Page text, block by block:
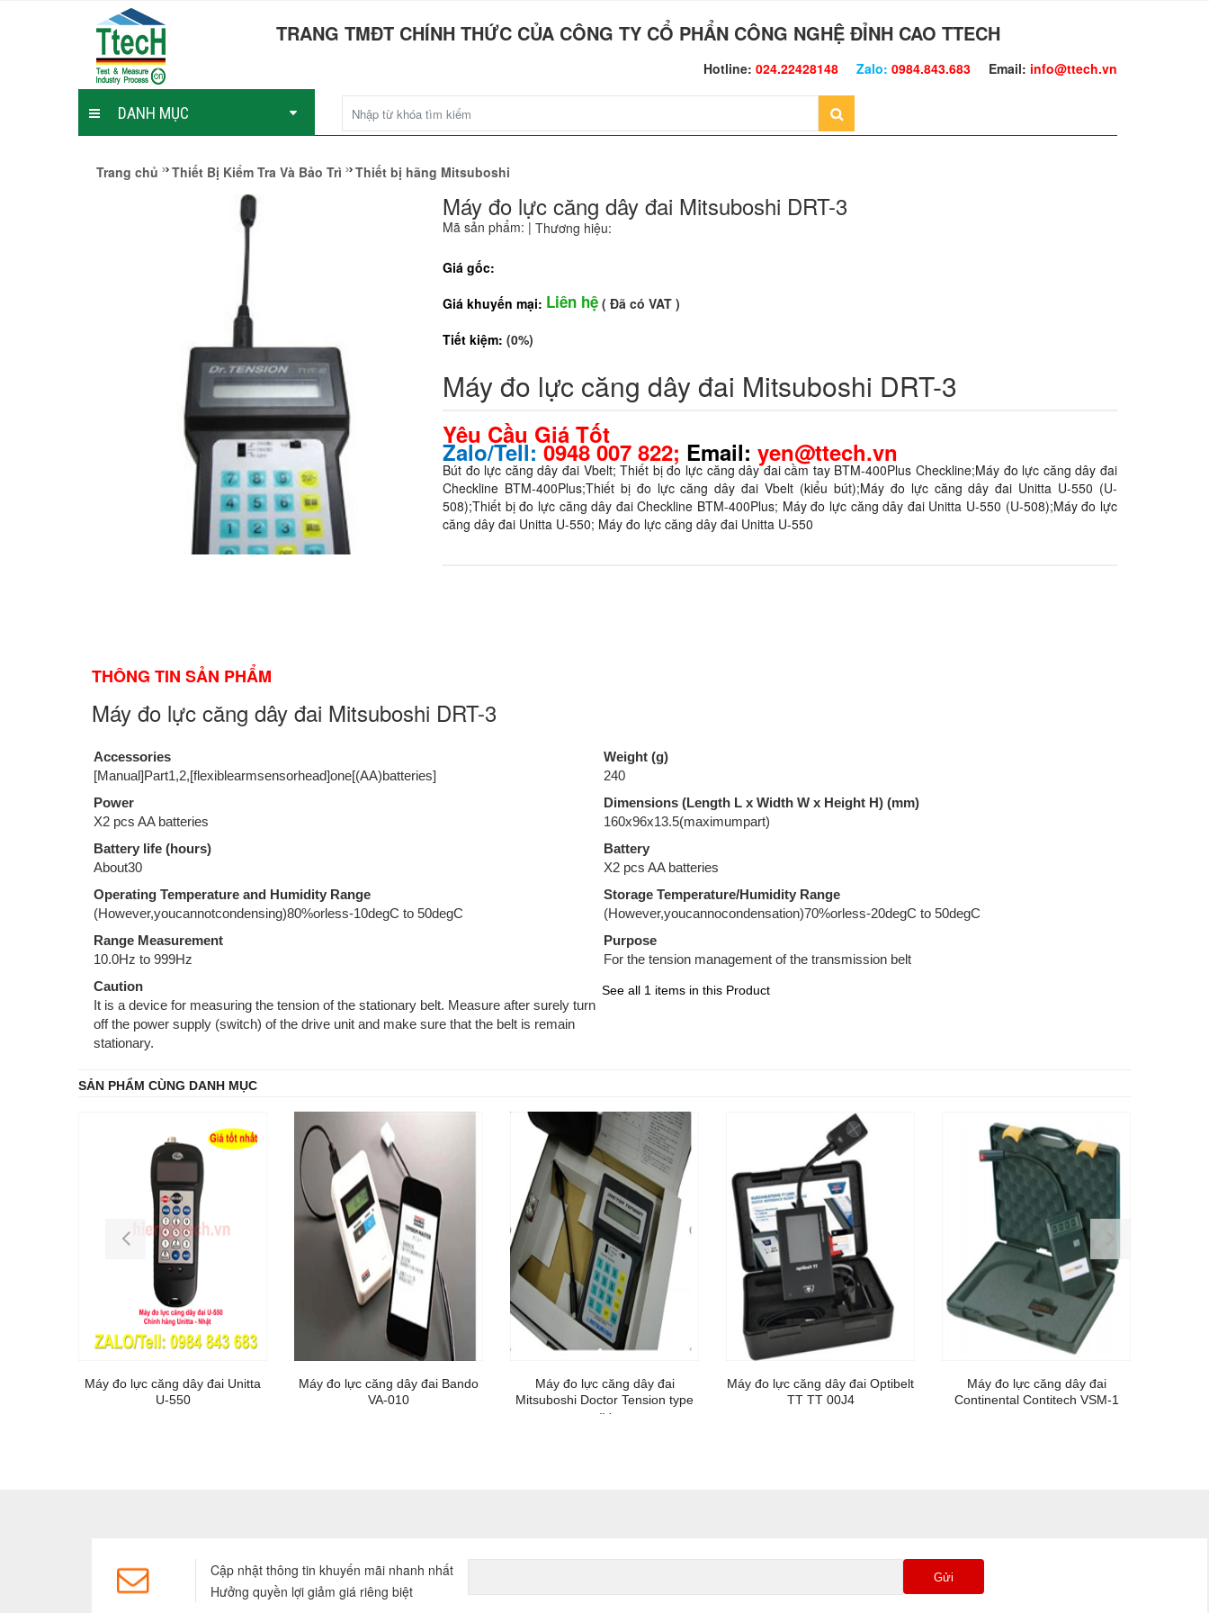
TRANG TMĐT CHÍNH THỨC CỦA CÔNG TY CỔ PHẨN CÔNG NGHỆ ĐỈNH CAO TTECH
Hotline: 024.22428148 Zalo: 0984.843.683 Email: info@ttech.vn
DANH MỤC
Trang chủ Thiết Bị Kiểm Tra Và Bảo Trì Thiết bị hãng Mitsuboshi
Máy đo lực căng dây đai Mitsuboshi DRT-3
Mã sản phẩm: | Thương hiệu:
Giá gốc:
Giá khuyến mại: Liên hệ ( Đã có VAT )
Tiết kiệm: (0%)
Máy đo lực căng dây đai Mitsuboshi DRT-3
Yêu Cầu Giá Tốt
Zalo/Tell:0948 007 822; Email: yen@ttech.vn
Bút đo lực căng dây đai Vbelt;Thiết bị đo lực căng dây đai cầm tay BTM-400Plus Checkline;Máy đo lực căng dây đai
Checkline BTM-400Plus;Thiết bị đo lực căng dây đai Vbelt (kiểu bút);Máy đo lực căng dây đai Unitta U-550 (U-
508);Thiết bị đo lực căng dây đai Checkline BTM-400Plus; Máy đo lực căng dây đai Unitta U-550 (U-508);Máy đo lực
căng dây đai Unitta U-550; Máy đo lực căng dây đai Unitta U-550
THÔNG TIN SẢN PHẨM
Máy đo lực căng dây đai Mitsuboshi DRT-3
Accessories
[Manual]Part1,2,[flexiblearmsensorhead]one[(AA)batteries]
Power
X2 pcs AA batteries
Battery life (hours)
About30
Operating Temperature and Humidity Range
(However,youcannotcondensing)80%orless-10degC to 50degC
Range Measurement
10.0Hz to 999Hz
Caution
It is a device for measuring the tension of the stationary belt. Measure after surely turn
off the power supply (switch) of the drive unit and make sure that the belt is remain
stationary.
Weight (g)
240
Dimensions (Length L x Width W x Height H) (mm)
160x96x13.5(maximumpart)
Battery
X2 pcs AA batteries
Storage Temperature/Humidity Range
(However,youcannocondensation)70%orless-20degC to 50degC
Purpose
For the tension management of the transmission belt
See all 1 items in this Product
SẢN PHẨM CÙNG DANH MỤC
Máy đo lực căng dây đai Unitta
U-550
Máy đo lực căng dây đai Bando
VA-010
Máy đo lực căng dây đai
Mitsuboshi Doctor Tension type
IV
Máy đo lực căng dây đai Optibelt
TT TT 00J4
Máy đo lực căng dây đai
Continental Contitech VSM-1
Cập nhật thông tin khuyến mãi nhanh nhất
Hưởng quyền lợi giảm giá riêng biệt
Gửi